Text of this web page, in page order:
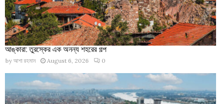
আঙ্কারা: তুরস্কের এক অনন্য শহরের গল্প
by আশা রহমান August 6, 2026 0